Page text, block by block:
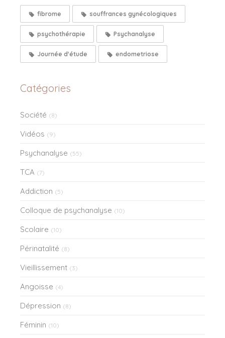
fibrome souffrances gynécologiques
psychothérapie Psychanalyse
Journée d'étude endometriose
Catégories
Société (8)
Vidéos (9)
Psychanalyse (55)
TCA (7)
Addiction (5)
Colloque de psychanalyse (10)
Scolaire (10)
Périnatalité (8)
Vieillissement (3)
Angoisse (4)
Dépression (8)
Féminin (10)